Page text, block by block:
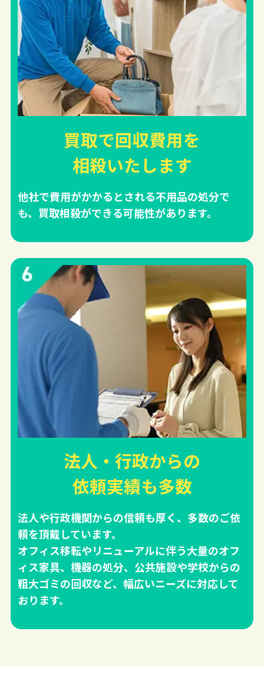
買取で回収費用を
相殺いたします
他社で費用がかかるとされる不用品の処分で
も、買取相殺ができる可能性があります。
法人・行政からの
依頼実績も多数
法人や行政機関からの信頼も厚く、多数のご依
頼を頂戴しています。
オフィス移転やリニューアルに伴う大量のオフ
ィス家具、機器の処分、公共施設や学校からの
粗大ゴミの回収など、幅広いニーズに対応して
おります。